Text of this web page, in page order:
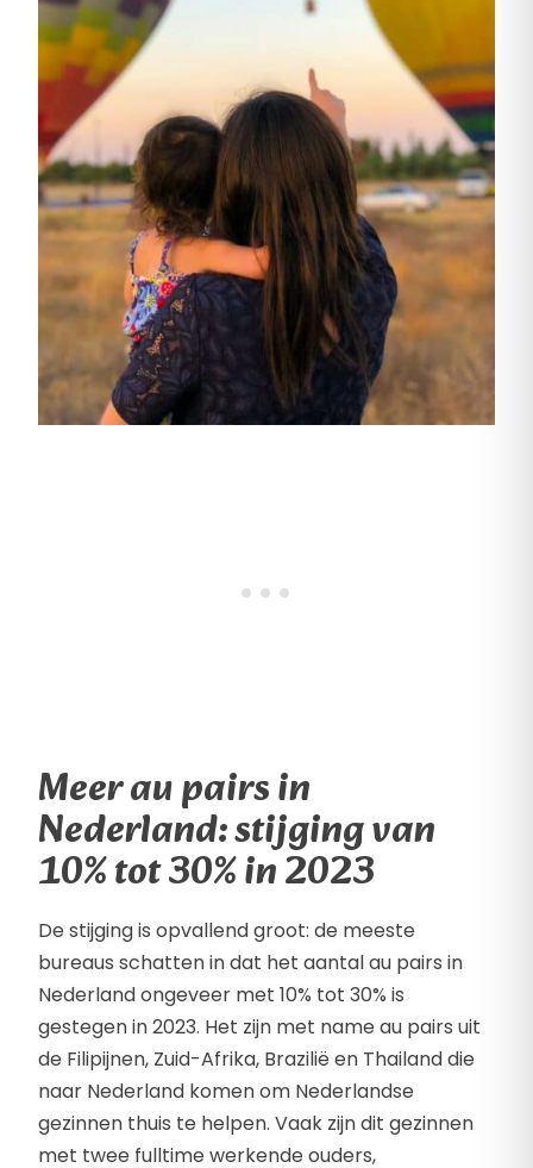
Meer au pairs in
Nederland: stijging van
10% tot 30% in 2023
De stijging is opvallend groot: de meeste
bureaus schatten in dat het aantal au pairs in
Nederland ongeveer met 10% tot 30% is
gestegen in 2023. Het zijn met name au pairs uit
de Filipijnen, Zuid-Afrika, Brazilië en Thailand die
naar Nederland komen om Nederlandse
gezinnen thuis te helpen. Vaak zijn dit gezinnen
met twee fulltime werkende ouders,